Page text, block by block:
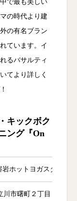
で最も美しい
の時代より建
の有名ブラン
ています。イ
るバサルティ
てより詳しく
キックボク
ング『On
岩ホットヨガスタジオ
川市曙町２丁目１４−